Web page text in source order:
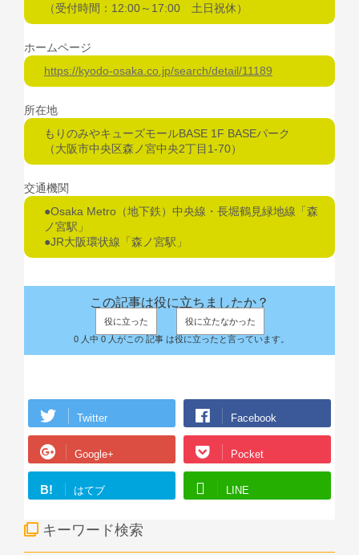
（受付時間：12:00～17:00 土日祝休）
ホームページ
https://kyodo-osaka.co.jp/search/detail/11189
所在地
もりのみやキューズモールBASE 1F BASEパーク
（大阪市中央区森ノ宮中央2丁目1-70）
交通機関
●Osaka Metro（地下鉄）中央線・長堀鶴見緑地線「森
ノ宮駅」
●JR大阪環状線「森ノ宮駅」
この記事は役に立ちましたか？
役に立った
役に立たなかった
0 人中 0 人がこの 記事 は役に立ったと言っています。
Twitter Facebook
Google+ Pocket
B! はてブ LINE
キーワード検索